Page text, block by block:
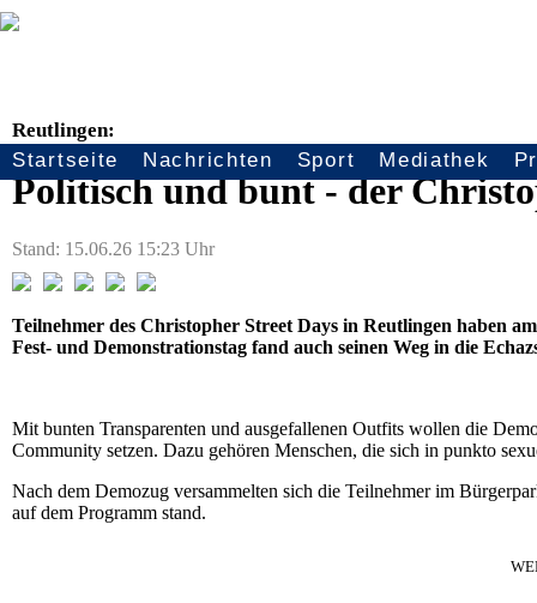
Seitennavigation
Startseite Nachrichten Sport Mediathek
Reutlingen:
Politisch und bunt - der
Stand: 15.06.26 15:23 Uhr
Teilnehmer des Christopher Street Days in Reutlingen haben
Fest- und Demonstrationstag fand auch seinen Weg in die
Mit bunten Transparenten und ausgefallenen Outfits wollen die
Community setzen. Dazu gehören Menschen, die sich in punkto
Nach dem Demozug versammelten sich die Teilnehmer im
auf dem Programm stand.